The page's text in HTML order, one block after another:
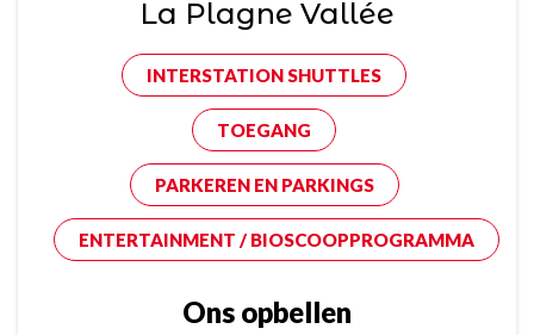
La Plagne Vallée
INTERSTATION SHUTTLES
TOEGANG
PARKEREN EN PARKINGS
ENTERTAINMENT / BIOSCOOPPROGRAMMA
Ons opbellen